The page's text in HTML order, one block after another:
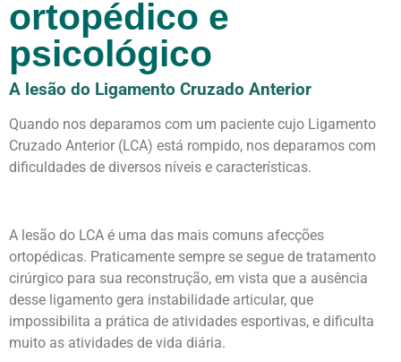
ortopédico e
psicológico
A lesão do Ligamento Cruzado Anterior
Quando nos deparamos com um paciente cujo Ligamento
Cruzado Anterior (LCA) está rompido, nos deparamos com
dificuldades de diversos níveis e características.
A lesão do LCA é uma das mais comuns afecções
ortopédicas. Praticamente sempre se segue de tratamento
cirúrgico para sua reconstrução, em vista que a ausência
desse ligamento gera instabilidade articular, que
impossibilita a prática de atividades esportivas, e dificulta
muito as atividades de vida diária.